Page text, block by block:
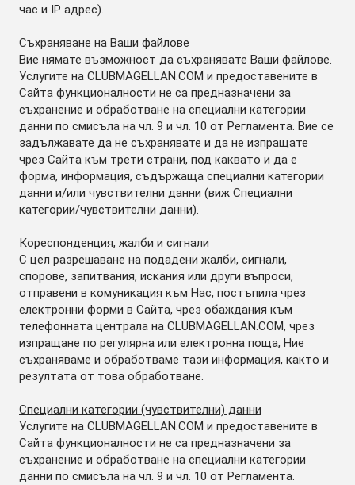
час и IP адрес).
Съхраняване на Ваши файлове
Вие нямате възможност да съхранявате Ваши файлове.
Услугите на CLUBMAGELLAN.COM и предоставените в
Сайта функционалности не са предназначени за
съхранение и обработване на специални категории
данни по смисъла на чл. 9 и чл. 10 от Регламента. Вие се
задължавате да не съхранявате и да не изпращате
чрез Сайта към трети страни, под каквато и да е
форма, информация, съдържаща специални категории
данни и/или чувствителни данни (виж Специални
категории/чувствителни данни).
Кореспонденция, жалби и сигнали
С цел разрешаване на подадени жалби, сигнали,
спорове, запитвания, искания или други въпроси,
отправени в комуникация към Нас, постъпила чрез
електронни форми в Сайта, чрез обаждания към
телефонната централа на CLUBMAGELLAN.COM, чрез
изпращане по регулярна или електронна поща, Ние
съхраняваме и обработваме тази информация, както и
резултата от това обработване.
Специални категории (чувствителни) данни
Услугите на CLUBMAGELLAN.COM и предоставените в
Сайта функционалности не са предназначени за
съхранение и обработване на специални категории
данни по смисъла на чл. 9 и чл. 10 от Регламента.